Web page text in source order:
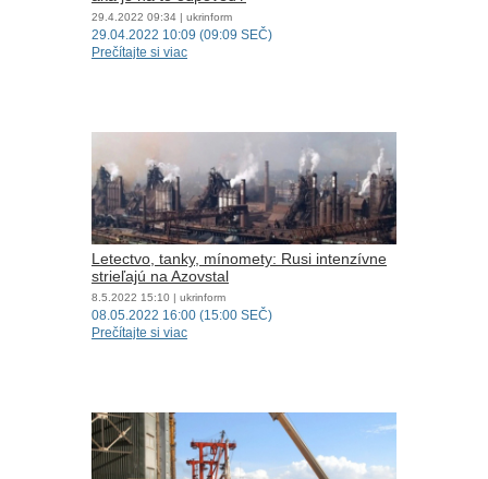
29.4.2022 09:34 | ukrinform
29.04.2022 10:09 (09:09 SEČ)
Prečítajte si viac
Letectvo, tanky, mínomety: Rusi intenzívne
strieľajú na Azovstal
8.5.2022 15:10 | ukrinform
08.05.2022 16:00 (15:00 SEČ)
Prečítajte si viac